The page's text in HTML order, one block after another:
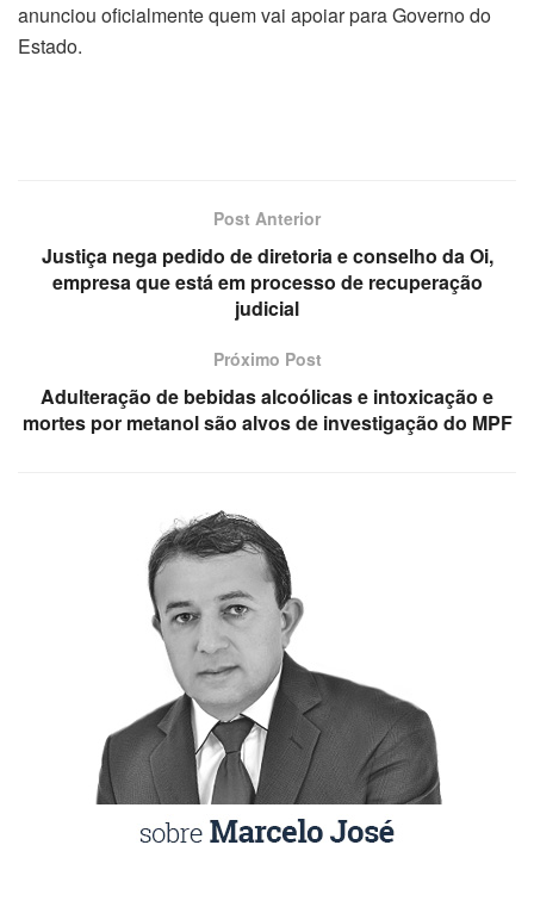
anunciou oficialmente quem vai apoiar para Governo do
Estado.
Post Anterior
Justiça nega pedido de diretoria e conselho da Oi,
empresa que está em processo de recuperação
judicial
Próximo Post
Adulteração de bebidas alcoólicas e intoxicação e
mortes por metanol são alvos de investigação do MPF